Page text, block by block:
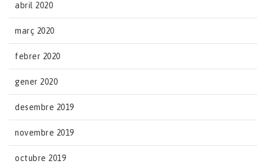
abril 2020
març 2020
febrer 2020
gener 2020
desembre 2019
novembre 2019
octubre 2019